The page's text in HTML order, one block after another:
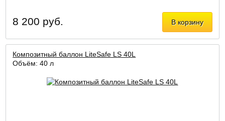
В корзину
8 200 руб.
Композитный баллон LiteSafe LS 40L
Объём: 40 л